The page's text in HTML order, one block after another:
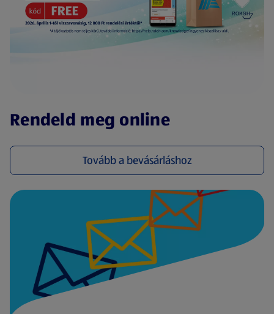
Rendeld meg online
Tovább a bevásárláshoz
(új oldalon nyílik meg)